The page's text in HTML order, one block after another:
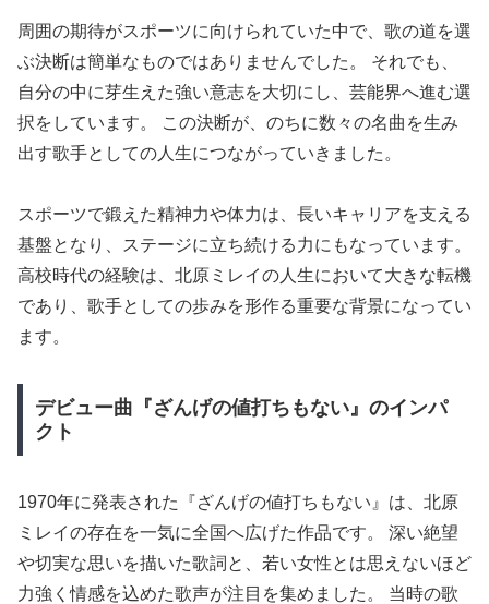
周囲の期待がスポーツに向けられていた中で、歌の道を選
ぶ決断は簡単なものではありませんでした。 それでも、
自分の中に芽生えた強い意志を大切にし、芸能界へ進む選
択をしています。 この決断が、のちに数々の名曲を生み
出す歌手としての人生につながっていきました。
スポーツで鍛えた精神力や体力は、長いキャリアを支える
基盤となり、ステージに立ち続ける力にもなっています。
高校時代の経験は、北原ミレイの人生において大きな転機
であり、歌手としての歩みを形作る重要な背景になってい
ます。
デビュー曲『ざんげの値打ちもない』のインパ
クト
1970年に発表された『ざんげの値打ちもない』は、北原
ミレイの存在を一気に全国へ広げた作品です。 深い絶望
や切実な思いを描いた歌詞と、若い女性とは思えないほど
力強く情感を込めた歌声が注目を集めました。 当時の歌